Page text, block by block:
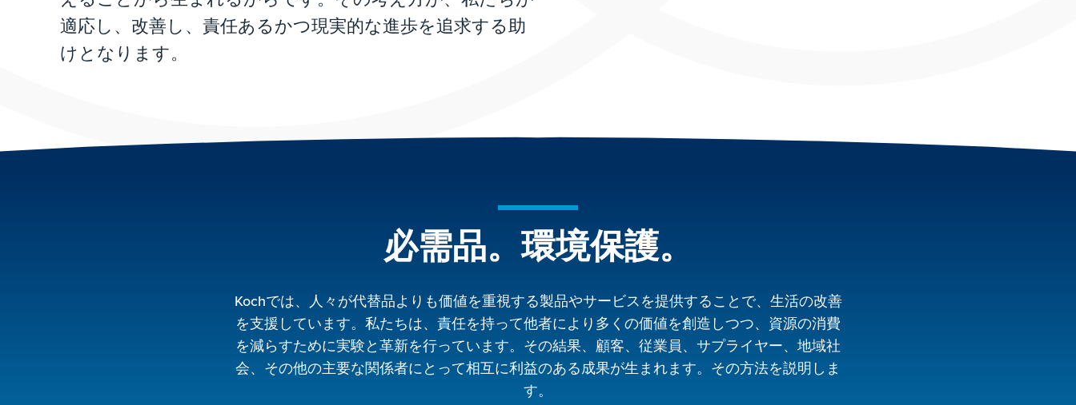
適応し、改善し、責任あるかつ現実的な進歩を追求する助
けとなります。
必需品。環境保護。
Kochでは、人々が代替品よりも価値を重視する製品やサービスを提供することで、生活の改善
を支援しています。私たちは、責任を持って他者により多くの価値を創造しつつ、資源の消費
を減らすために実験と革新を行っています。その結果、顧客、従業員、サプライヤー、地域社
会、その他の主要な関係者にとって相互に利益のある成果が生まれます。その方法を説明しま
す。